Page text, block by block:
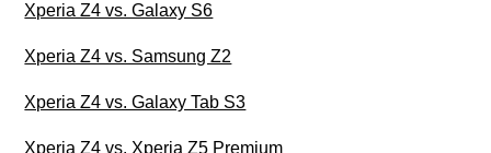
Xperia Z4 vs. Galaxy S6
Xperia Z4 vs. Samsung Z2
Xperia Z4 vs. Galaxy Tab S3
Xperia Z4 vs. Xperia Z5 Premium